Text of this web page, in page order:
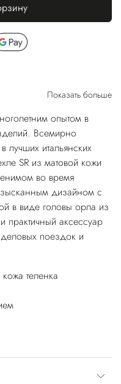
Показать больше
опытом в
Всемирно
лучших итальянских
SR из матовой кожи
во время
дизайном с
в виде головы орла из
практичный аксессуар
поездок и
теленка